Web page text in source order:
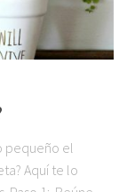
pequeño el
Aquí te lo